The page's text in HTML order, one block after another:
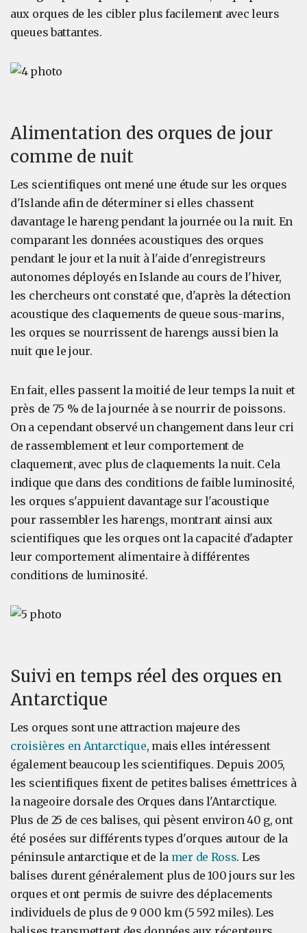
aux orques de les cibler plus facilement avec leurs
queues battantes.
Alimentation des orques de jour
comme de nuit
Les scientifiques ont mené une étude sur les orques
d'Islande afin de déterminer si elles chassent
davantage le hareng pendant la journée ou la nuit. En
comparant les données acoustiques des orques
pendant le jour et la nuit à l'aide d'enregistreurs
autonomes déployés en Islande au cours de l'hiver,
les chercheurs ont constaté que, d'après la détection
acoustique des claquements de queue sous-marins,
les orques se nourrissent de harengs aussi bien la
nuit que le jour.
En fait, elles passent la moitié de leur temps la nuit et
près de 75 % de la journée à se nourrir de poissons.
On a cependant observé un changement dans leur cri
de rassemblement et leur comportement de
claquement, avec plus de claquements la nuit. Cela
indique que dans des conditions de faible luminosité,
les orques s'appuient davantage sur l'acoustique
pour rassembler les harengs, montrant ainsi aux
scientifiques que les orques ont la capacité d'adapter
leur comportement alimentaire à différentes
conditions de luminosité.
Suivi en temps réel des orques en
Antarctique
Les orques sont une attraction majeure des
croisières en Antarctique, mais elles intéressent
également beaucoup les scientifiques. Depuis 2005,
les scientifiques fixent de petites balises émettrices à
la nageoire dorsale des Orques dans l'Antarctique.
Plus de 25 de ces balises, qui pèsent environ 40 g, ont
été posées sur différents types d'orques autour de la
péninsule antarctique et de la mer de Ross. Les
balises durent généralement plus de 100 jours sur les
orques et ont permis de suivre des déplacements
individuels de plus de 9 000 km (5 592 miles). Les